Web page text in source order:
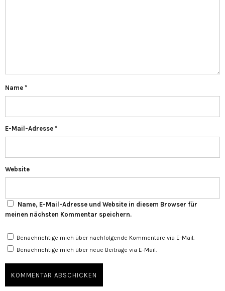
Name *
E-Mail-Adresse *
Website
Name, E-Mail-Adresse und Website in diesem Browser für
meinen nächsten Kommentar speichern.
Benachrichtige mich über nachfolgende Kommentare via E-Mail.
Benachrichtige mich über neue Beiträge via E-Mail.